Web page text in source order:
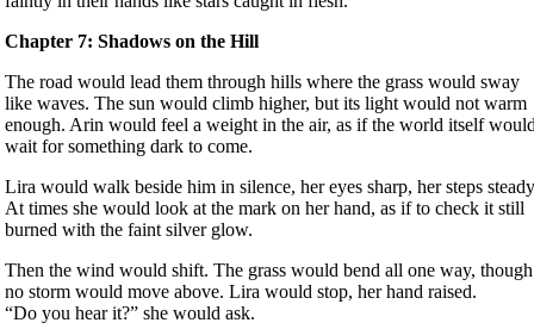
Chapter 7: Shadows on the Hill
The road would lead them through hills where the grass would sway
like waves. The sun would climb higher, but its light would not warm
enough. Arin would feel a weight in the air, as if the world itself
wait for something dark to come.
Lira would walk beside him in silence, her eyes sharp, her steps
At times she would look at the mark on her hand, as if to check it still
burned with the faint silver glow.
Then the wind would shift. The grass would bend all one way, though
no storm would move above. Lira would stop, her hand raised.
“Do you hear it?” she would ask.